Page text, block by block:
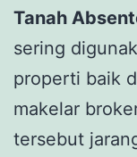
Tanah
sering
properti baik
makelar
tersebut